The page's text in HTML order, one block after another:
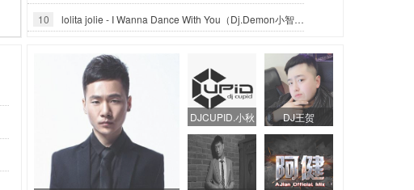
10
lolita jolie - I Wanna Dance With You（Dj.Demon小智_Reximx）
DJCUPID.小秋 DJ王贺